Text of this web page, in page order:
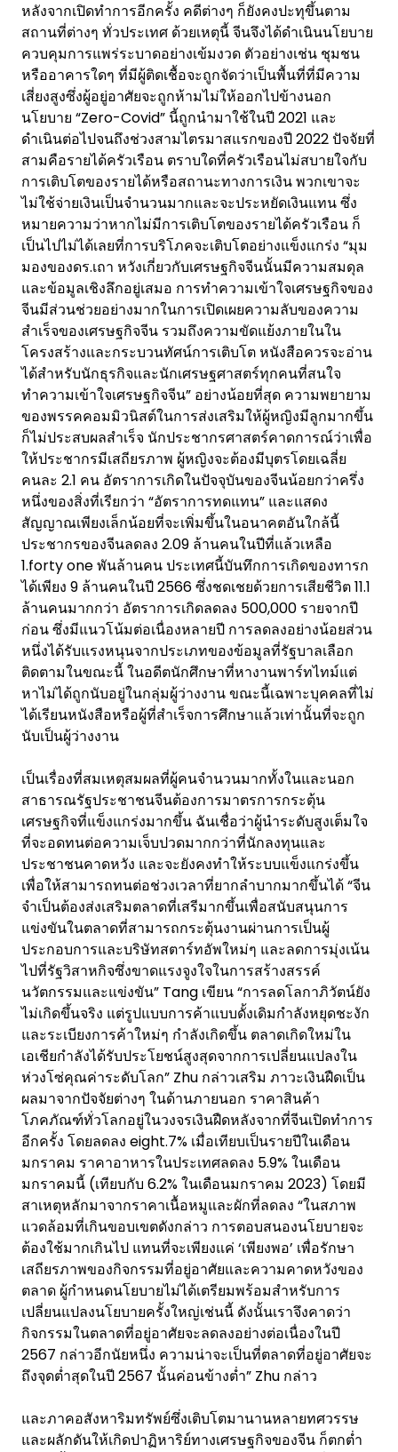
หลังจากเปิดทำการอีกครั้ง คดีต่างๆ ก็ยังคงปะทุขึ้นตาม
สถานที่ต่างๆ ทั่วประเทศ ด้วยเหตุนี้ จีนจึงได้ดำเนินนโยบาย
ควบคุมการแพร่ระบาดอย่างเข้มงวด ตัวอย่างเช่น ชุมชน
หรืออาคารใดๆ ที่มีผู้ติดเชื้อจะถูกจัดว่าเป็นพื้นที่ที่มีความ
เสี่ยงสูงซึ่งผู้อยู่อาศัยจะถูกห้ามไม่ให้ออกไปข้างนอก
นโยบาย “Zero-Covid” นี้ถูกนำมาใช้ในปี 2021 และ
ดำเนินต่อไปจนถึงช่วงสามไตรมาสแรกของปี 2022 ปัจจัยที่
สามคือรายได้ครัวเรือน ตราบใดที่ครัวเรือนไม่สบายใจกับ
การเติบโตของรายได้หรือสถานะทางการเงิน พวกเขาจะ
ไม่ใช้จ่ายเงินเป็นจำนวนมากและจะประหยัดเงินแทน ซึ่ง
หมายความว่าหากไม่มีการเติบโตของรายได้ครัวเรือน ก็
เป็นไปไม่ได้เลยที่การบริโภคจะเติบโตอย่างแข็งแกร่ง “มุม
มองของดร.เถา หวังเกี่ยวกับเศรษฐกิจจีนนั้นมีความสมดุล
และข้อมูลเชิงลึกอยู่เสมอ การทำความเข้าใจเศรษฐกิจของ
จีนมีส่วนช่วยอย่างมากในการเปิดเผยความลับของความ
สำเร็จของเศรษฐกิจจีน รวมถึงความขัดแย้งภายในใน
โครงสร้างและกระบวนทัศน์การเติบโต หนังสือควรจะอ่าน
ได้สำหรับนักธุรกิจและนักเศรษฐศาสตร์ทุกคนที่สนใจ
ทำความเข้าใจเศรษฐกิจจีน” อย่างน้อยที่สุด ความพยายาม
ของพรรคคอมมิวนิสต์ในการส่งเสริมให้ผู้หญิงมีลูกมากขึ้น
ก็ไม่ประสบผลสำเร็จ นักประชากรศาสตร์คาดการณ์ว่าเพื่อ
ให้ประชากรมีเสถียรภาพ ผู้หญิงจะต้องมีบุตรโดยเฉลี่ย
คนละ 2.1 คน อัตราการเกิดในปัจจุบันของจีนน้อยกว่าครึ่ง
หนึ่งของสิ่งที่เรียกว่า “อัตราการทดแทน” และแสดง
สัญญาณเพียงเล็กน้อยที่จะเพิ่มขึ้นในอนาคตอันใกล้นี้
ประชากรของจีนลดลง 2.09 ล้านคนในปีที่แล้วเหลือ
1.forty one พันล้านคน ประเทศนี้บันทึกการเกิดของทารก
ได้เพียง 9 ล้านคนในปี 2566 ซึ่งชดเชยด้วยการเสียชีวิต 11.1
ล้านคนมากกว่า อัตราการเกิดลดลง 500,000 รายจากปี
ก่อน ซึ่งมีแนวโน้มต่อเนื่องหลายปี การลดลงอย่างน้อยส่วน
หนึ่งได้รับแรงหนุนจากประเภทของข้อมูลที่รัฐบาลเลือก
ติดตามในขณะนี้ ในอดีตนักศึกษาที่หางานพาร์ทไทม์แต่
หาไม่ได้ถูกนับอยู่ในกลุ่มผู้ว่างงาน ขณะนี้เฉพาะบุคคลที่ไม่
ได้เรียนหนังสือหรือผู้ที่สำเร็จการศึกษาแล้วเท่านั้นที่จะถูก
นับเป็นผู้ว่างงาน
เป็นเรื่องที่สมเหตุสมผลที่ผู้คนจำนวนมากทั้งในและนอก
สาธารณรัฐประชาชนจีนต้องการมาตรการกระตุ้น
เศรษฐกิจที่แข็งแกร่งมากขึ้น ฉันเชื่อว่าผู้นำระดับสูงเต็มใจ
ที่จะอดทนต่อความเจ็บปวดมากกว่าที่นักลงทุนและ
ประชาชนคาดหวัง และจะยังคงทำให้ระบบแข็งแกร่งขึ้น
เพื่อให้สามารถทนต่อช่วงเวลาที่ยากลำบากมากขึ้นได้ “จีน
จำเป็นต้องส่งเสริมตลาดที่เสรีมากขึ้นเพื่อสนับสนุนการ
แข่งขันในตลาดที่สามารถกระตุ้นงานผ่านการเป็นผู้
ประกอบการและบริษัทสตาร์ทอัพใหม่ๆ และลดการมุ่งเน้น
ไปที่รัฐวิสาหกิจซึ่งขาดแรงจูงใจในการสร้างสรรค์
นวัตกรรมและแข่งขัน” Tang เขียน “การลดโลกาภิวัตน์ยัง
ไม่เกิดขึ้นจริง แต่รูปแบบการค้าแบบดั้งเดิมกำลังหยุดชะงัก
และระเบียงการค้าใหม่ๆ กำลังเกิดขึ้น ตลาดเกิดใหม่ใน
เอเชียกำลังได้รับประโยชน์สูงสุดจากการเปลี่ยนแปลงใน
ห่วงโซ่คุณค่าระดับโลก” Zhu กล่าวเสริม ภาวะเงินฝืดเป็น
ผลมาจากปัจจัยต่างๆ ในด้านภายนอก ราคาสินค้า
โภคภัณฑ์ทั่วโลกอยู่ในวงจรเงินฝืดหลังจากที่จีนเปิดทำการ
อีกครั้ง โดยลดลง eight.7% เมื่อเทียบเป็นรายปีในเดือน
มกราคม ราคาอาหารในประเทศลดลง 5.9% ในเดือน
มกราคมนี้ (เทียบกับ 6.2% ในเดือนมกราคม 2023) โดยมี
สาเหตุหลักมาจากราคาเนื้อหมูและผักที่ลดลง “ในสภาพ
แวดล้อมที่เกินขอบเขตดังกล่าว การตอบสนองนโยบายจะ
ต้องใช้มากเกินไป แทนที่จะเพียงแค่ ‘เพียงพอ’ เพื่อรักษา
เสถียรภาพของกิจกรรมที่อยู่อาศัยและความคาดหวังของ
ตลาด ผู้กำหนดนโยบายไม่ได้เตรียมพร้อมสำหรับการ
เปลี่ยนแปลงนโยบายครั้งใหญ่เช่นนี้ ดังนั้นเราจึงคาดว่า
กิจกรรมในตลาดที่อยู่อาศัยจะลดลงอย่างต่อเนื่องในปี
2567 กล่าวอีกนัยหนึ่ง ความน่าจะเป็นที่ตลาดที่อยู่อาศัยจะ
ถึงจุดต่ำสุดในปี 2567 นั้นค่อนข้างต่ำ” Zhu กล่าว
และภาคอสังหาริมทรัพย์ซึ่งเติบโตมานานหลายทศวรรษ
และผลักดันให้เกิดปาฏิหาริย์ทางเศรษฐกิจของจีน ก็ตกต่ำ